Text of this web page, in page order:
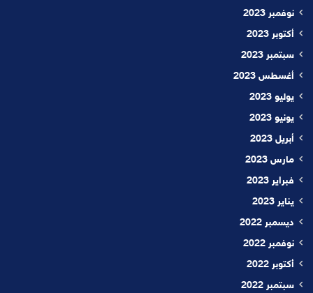
نوفمبر 2023
أكتوبر 2023
سبتمبر 2023
أغسطس 2023
يوليو 2023
يونيو 2023
أبريل 2023
مارس 2023
فبراير 2023
يناير 2023
ديسمبر 2022
نوفمبر 2022
أكتوبر 2022
سبتمبر 2022